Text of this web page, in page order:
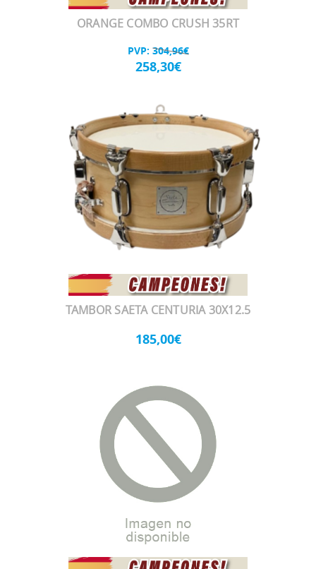
ORANGE COMBO CRUSH 35RT
PVP: 304,96€
258,30€
TAMBOR SAETA CENTURIA 30X12.5
185,00€